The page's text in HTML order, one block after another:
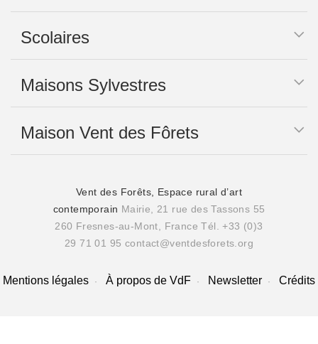
Scolaires
Maisons Sylvestres
Maison Vent des Fôrets
Vent des Forêts, Espace rural d’art
contemporain Mairie, 21 rue des Tassons 55
260 Fresnes-au-Mont, France Tél. +33 (0)3
29 71 01 95 contact@ventdesforets.org
Mentions légales À propos de VdF Newsletter Crédits